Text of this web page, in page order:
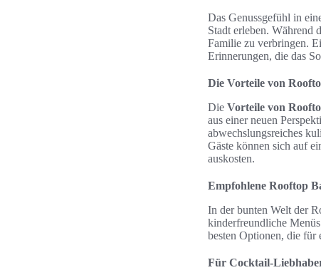
Das Genussgefühl in
Stadt erleben. Während
Familie zu verbringen.
Erinnerungen, die das
Die Vorteile von
Die Vorteile von
aus einer neuen
abwechslungsreiches
Gäste können sich auf
auskosten.
Empfohlene Rooftop
In der bunten Welt der
kinderfreundliche
besten Optionen, die für
Für Cocktail-